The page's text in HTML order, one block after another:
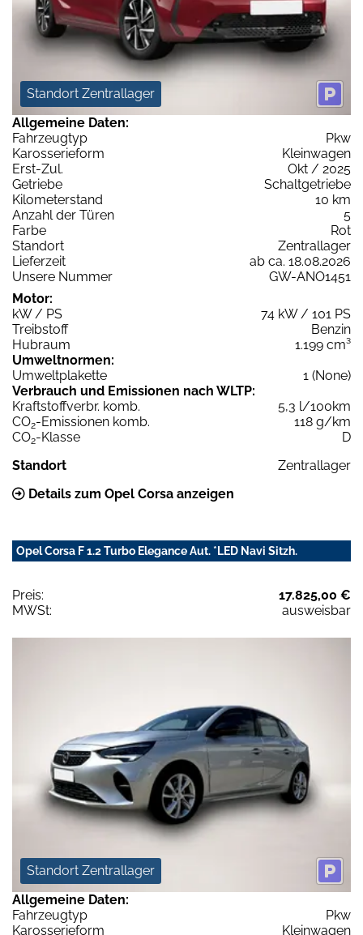
Standort Zentrallager
Allgemeine Daten:
Fahrzeugtyp
Pkw
Karosserieform
Kleinwagen
Erst-Zul.
Okt / 2025
Getriebe
Schaltgetriebe
Kilometerstand
10 km
Anzahl der Türen
5
Farbe
Rot
Standort
Zentrallager
Lieferzeit
ab ca. 18.08.2026
Unsere Nummer
GW-ANO1451
Motor:
kW / PS
74 kW / 101 PS
Treibstoff
Benzin
Hubraum
1.199 cm³
Umweltnormen:
Umweltplakette
1 (None)
Verbrauch und Emissionen nach WLTP:
Kraftstoffverbr. komb.
5,3 l/100km
CO2-Emissionen komb.
118 g/km
CO2-Klasse
D
Standort
Zentrallager
Details zum Opel Corsa anzeigen
Opel Corsa F 1.2 Turbo Elegance Aut. *LED Navi Sitzh.
Preis:
17.825,00 €
MWSt:
ausweisbar
Standort Zentrallager
Allgemeine Daten:
Fahrzeugtyp
Pkw
Karosserieform
Kleinwagen